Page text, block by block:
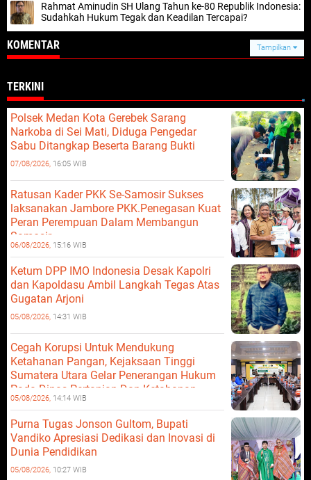
Rahmat Aminudin SH Ulang Tahun ke-80 Republik Indonesia:
Sudahkah Hukum Tegak dan Keadilan Tercapai?
KOMENTAR Tampilkan
TERKINI
Polsek Medan Kota Gerebek Sarang
Narkoba di Sei Mati, Diduga Pengedar
Sabu Ditangkap Beserta Barang Bukti
07/08/2026, 16:05 WIB
Ratusan Kader PKK Se-Samosir Sukses
laksanakan Jambore PKK.Penegasan Kuat
Peran Perempuan Dalam Membangun
Samosir.
06/08/2026, 15:16 WIB
Ketum DPP IMO Indonesia Desak Kapolri
dan Kapoldasu Ambil Langkah Tegas Atas
Gugatan Arjoni
05/08/2026, 14:31 WIB
Cegah Korupsi Untuk Mendukung
Ketahanan Pangan, Kejaksaan Tinggi
Sumatera Utara Gelar Penerangan Hukum
Pada Dinas Pertanian Dan Ketahanan
Pangan
05/08/2026, 14:14 WIB
Purna Tugas Jonson Gultom, Bupati
Vandiko Apresiasi Dedikasi dan Inovasi di
Dunia Pendidikan
05/08/2026, 10:27 WIB